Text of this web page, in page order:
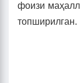
фоизи
топширилган.